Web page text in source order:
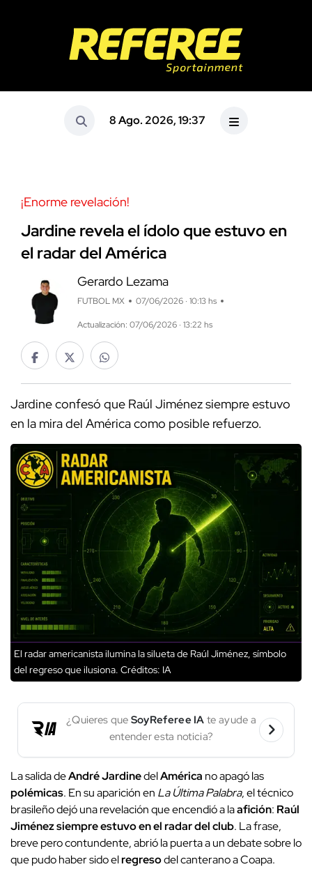
8 Ago. 2026, 19:37
¡Enorme revelación!
Jardine revela el ídolo que estuvo en
el radar del América
Gerardo Lezama
FUTBOL MX 07/06/2026 · 10:13 hs
Actualización: 07/06/2026 · 13:22 hs
Jardine confesó que Raúl Jiménez siempre estuvo
en la mira del América como posible refuerzo.
El radar americanista ilumina la silueta de Raúl Jiménez, símbolo
del regreso que ilusiona. Créditos: IA
¿Quieres que SoyReferee IA te ayude a
entender esta noticia?
La salida deAndré JardinedelAmérica no apagó las
polémicas. En su aparición en La Última Palabra, el técnico
brasileño dejó una revelación que encendió a laafición: Raúl
Jiménez siempre estuvo en el radar del club. La frase,
breve pero contundente, abrió la puerta a un debate sobre lo
que pudo haber sido elregresodel canterano a Coapa.